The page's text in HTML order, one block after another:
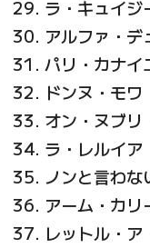
ラ・キュイジ
アルファ・デ
パリ・カナイ
ドンヌ・モワ
オン・ヌブリ
ラ・レルイア
ノンと言わな
アーム・カリ
レットル・ア